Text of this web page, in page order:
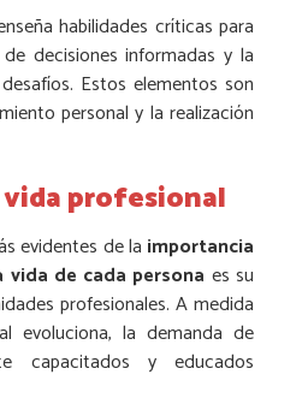
habilidades críticas para
decisiones informadas y la
Estos elementos son
personal y la realización
profesional
evidentes de la importancia
de cada persona es su
profesionales. A medida
evoluciona, la demanda de
capacitados y educados